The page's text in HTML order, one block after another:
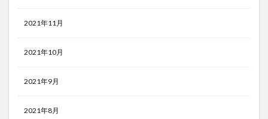
2021年11月
2021年10月
2021年9月
2021年8月